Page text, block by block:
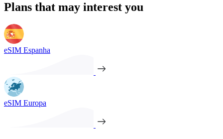
Plans that may interest you
eSIM Espanha
eSIM Europa